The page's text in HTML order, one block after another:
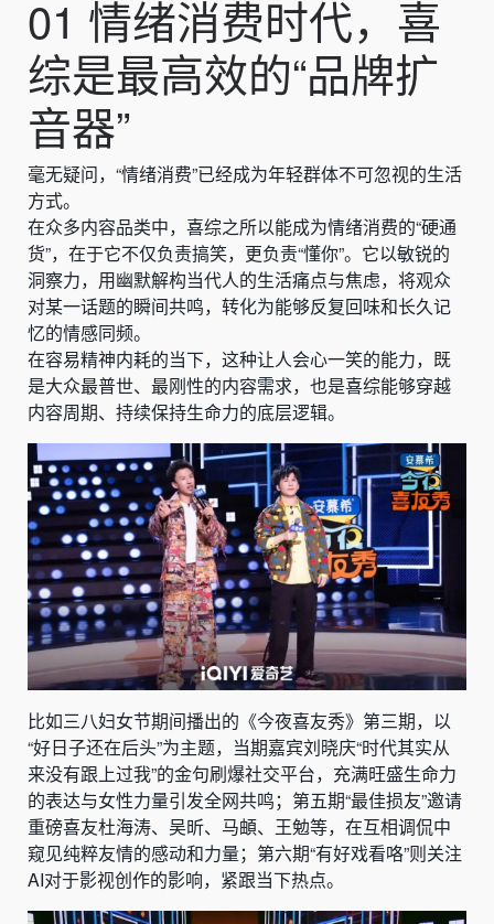
01 情绪消费时代，喜
综是最高效的“品牌扩
音器”
毫无疑问，“情绪消费”已经成为年轻群体不可忽视的生活
方式。
在众多内容品类中，喜综之所以能成为情绪消费的“硬通
货”，在于它不仅负责搞笑，更负责“懂你”。它以敏锐的
洞察力，用幽默解构当代人的生活痛点与焦虑，将观众
对某一话题的瞬间共鸣，转化为能够反复回味和长久记
忆的情感同频。
在容易精神内耗的当下，这种让人会心一笑的能力，既
是大众最普世、最刚性的内容需求，也是喜综能够穿越
内容周期、持续保持生命力的底层逻辑。
比如三八妇女节期间播出的《今夜喜友秀》第三期，以
“好日子还在后头”为主题，当期嘉宾刘晓庆“时代其实从
来没有跟上过我”的金句刷爆社交平台，充满旺盛生命力
的表达与女性力量引发全网共鸣；第五期“最佳损友”邀请
重磅喜友杜海涛、吴昕、马頔、王勉等，在互相调侃中
窥见纯粹友情的感动和力量；第六期“有好戏看咯”则关注
AI对于影视创作的影响，紧跟当下热点。